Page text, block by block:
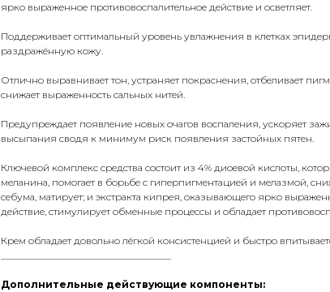
ярко выраженное противовоспалительное действие и осветляет.
Поддерживает оптимальный уровень увлажнения в клетках
раздражённую кожу.
Отлично выравнивает тон, устраняет покраснения, отбеливает
снижает выраженность сальных нитей.
Предупреждает появление новых очагов воспаления, ускоряет
высыпания сводя к минимум риск появления застойных пятен.
Ключевой комплекс средства состоит из 4% диоевой кислоты,
меланина, помогает в борьбе с гиперпигментацией и мелазмой,
себума, матирует; и экстракта кипрея, оказывающего ярко
действие, стимулирует обменные процессы и обладает
Крем обладает довольно лёгкой консистенцией и быстро
Дополнительные действующие компоненты: